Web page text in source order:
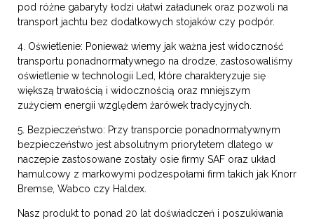
pod różne gabaryty łodzi ułatwi załadunek oraz pozwoli na
transport jachtu bez dodatkowych stojaków czy podpór.
4. Oświetlenie: Ponieważ wiemy jak ważna jest widoczność
transportu ponadnormatywnego na drodze, zastosowaliśmy
oświetlenie w technologii Led, które charakteryzuje się
większą trwałością i widocznością oraz mniejszym
zużyciem energii względem żarówek tradycyjnych.
5. Bezpieczeństwo: Przy transporcie ponadnormatywnym
bezpieczeństwo jest absolutnym priorytetem dlatego w
naczepie zastosowane zostały osie firmy SAF oraz układ
hamulcowy z markowymi podzespołami firm takich jak Knorr
Bremse, Wabco czy Haldex.
Nasz produkt to ponad 20 lat doświadczeń i poszukiwania